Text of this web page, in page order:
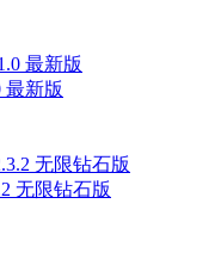
最新版
无限钻石版